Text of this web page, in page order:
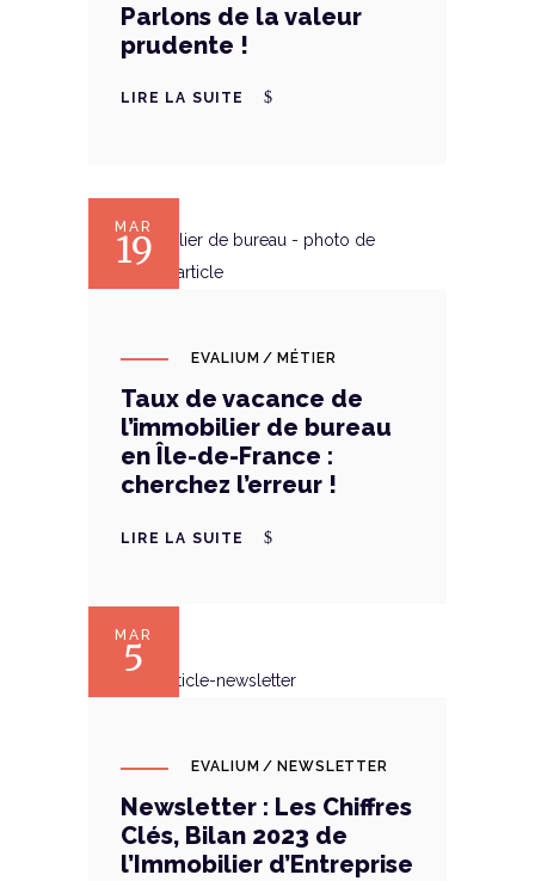
Parlons de la valeur
prudente !
LIRE LA SUITE
MAR
19
EVALIUM MÉTIER
Taux de vacance de
l’immobilier de bureau
en Île-de-France :
cherchez l’erreur !
LIRE LA SUITE
MAR
5
EVALIUM NEWSLETTER
Newsletter : Les Chiffres
Clés, Bilan 2023 de
l’Immobilier d’Entreprise